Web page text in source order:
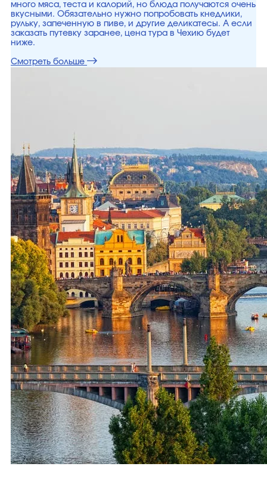
много мяса, теста и калорий, но блюда получаются очень
вкусными. Обязательно нужно попробовать кнедлики,
рульку, запеченную в пиве, и другие деликатесы. А если
заказать путевку заранее, цена тура в Чехию будет
ниже.
Смотреть больше